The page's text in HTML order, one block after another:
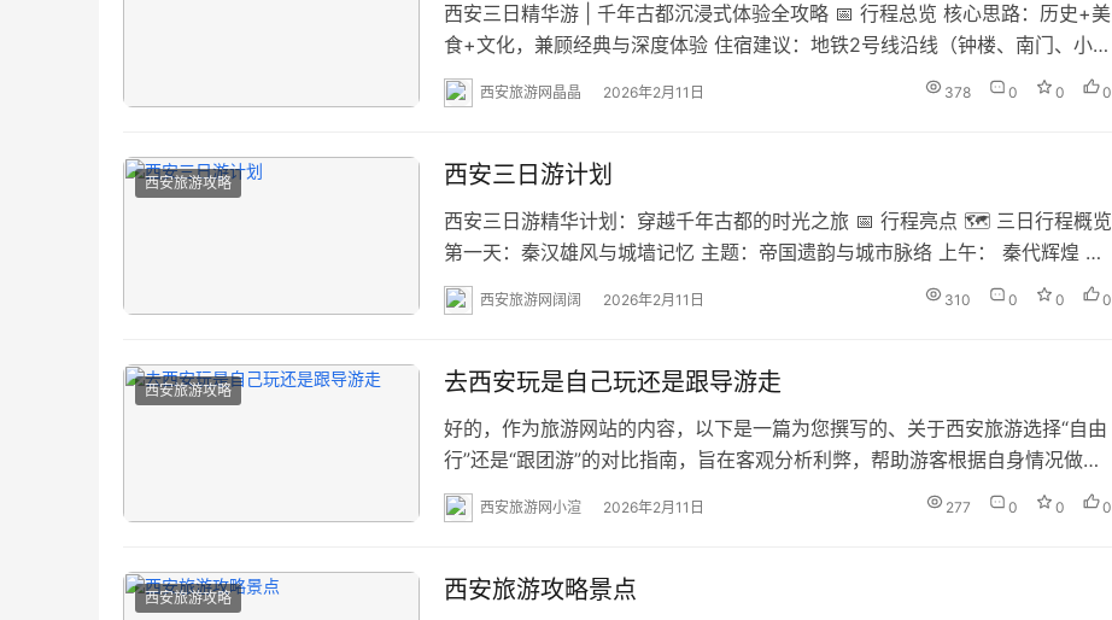
西安三日精华游 | 千年古都沉浸式体验全攻略 📅 行程总览 核心思路：历史+美
食+文化，兼顾经典与深度体验 住宿建议：地铁2号线沿线（钟楼、南门、小寨
附近） 交通核心：地铁+共享单车+适量打车 🗓️ 三日行程规划 第一天：皇城印
记·长安初探 主题：明城墙内核心历史遗迹 + 回民街美食 上午（8:30-12:30）
西安旅游网晶晶 2026年2月11日 378 0 0 0
西安旅游攻略 西安三日游计划
西安三日游精华计划：穿越千年古都的时光之旅 📅 行程亮点 🗺️ 三日行程概览
第一天：秦汉雄风与城墙记忆 主题：帝国遗韵与城市脉络 上午：​ 秦代辉煌 下
午：​ 汉代风采 晚上：​ 古城墙体验 住宿建议：钟楼/南门附近，交通便利，夜晚
可步行游览 第二天：大唐盛景与美食探索 主题：盛唐气象与舌尖西安 上午：​
西安旅游网阔阔 2026年2月11日 310 0 0 0
西安旅游攻略 去西安玩是自己玩还是跟导游走
好的，作为旅游网站的内容，以下是一篇为您撰写的、关于西安旅游选择“自由
行”还是“跟团游”的对比指南，旨在客观分析利弊，帮助游客根据自身情况做出
最佳选择。 西安探秘：自由漫游 vs 向导随行，哪种方式更适合你的古都之
旅？ 西安，一座承载了十三朝历史的古都，从秦始皇的兵马俑到盛唐的大雁
来：是选择自…
西安旅游网小渲 2026年2月11日 277 0 0 0
西安旅游攻略 西安旅游攻略景点